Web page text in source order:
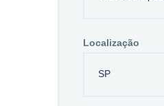
Localização
SP